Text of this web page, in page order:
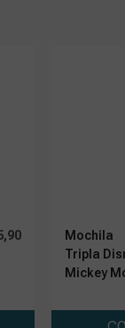
Mochila
Tripla
Mickey